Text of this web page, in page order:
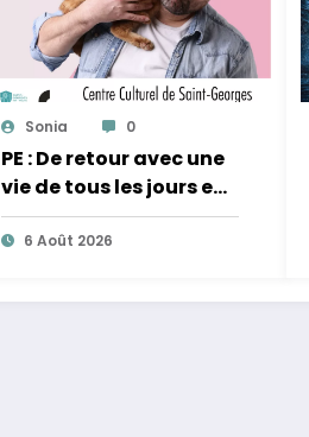
Sonia 0
PE : De retour avec une
vie de tous les jours en
équilibre
6 Août 2026